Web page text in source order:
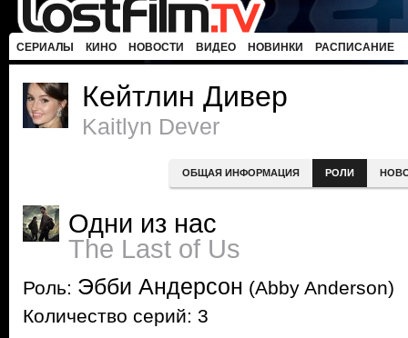
СЕРИАЛЫ КИНО НОВОСТИ ВИДЕО НОВИНКИ РАСПИСАНИЕ
Кейтлин Дивер
Kaitlyn Dever
ОБЩАЯ ИНФОРМАЦИЯ РОЛИ
Одни из нас
The Last of Us
Роль: Эбби Андерсон (Abby Anderson)
Количество серий: 3